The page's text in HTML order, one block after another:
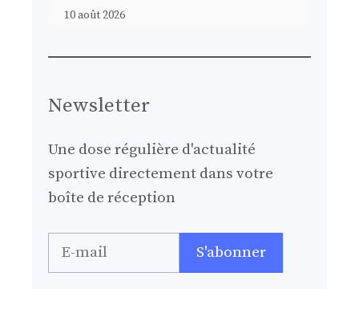
10 août 2026
Newsletter
Une dose régulière d'actualité
sportive directement dans votre
boîte de réception